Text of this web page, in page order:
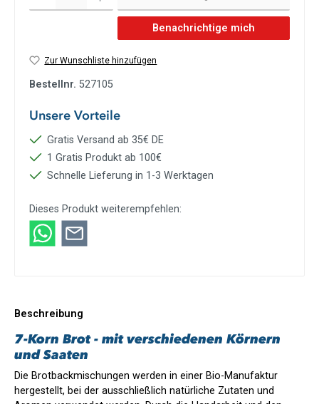
Benachrichtige mich
Zur Wunschliste hinzufügen
Bestellnr. 527105
Unsere Vorteile
Gratis Versand ab 35€ DE
1 Gratis Produkt ab 100€
Schnelle Lieferung in 1-3 Werktagen
Dieses Produkt weiterempfehlen:
Beschreibung
7-Korn Brot - mit verschiedenen Körnern
und Saaten
Die Brotbackmischungen werden in einer Bio-Manufaktur
hergestellt, bei der ausschließlich natürliche Zutaten und